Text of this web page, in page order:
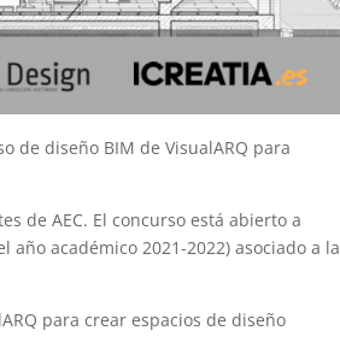
de diseño BIM de VisualARQ para
de AEC. El concurso está abierto a
académico 2021-2022) asociado a la
para crear espacios de diseño